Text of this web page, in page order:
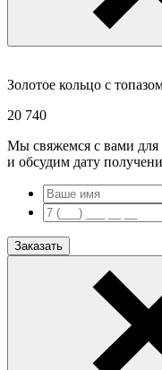
Золотое кольцо с
20 740
Мы свяжемся с вами для
и обсудим дату
Заказать